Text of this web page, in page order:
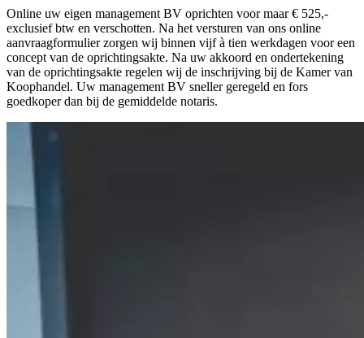
Online uw eigen management BV oprichten voor maar € 525,-
exclusief btw en verschotten. Na het versturen van ons online
aanvraagformulier zorgen wij binnen vijf à tien werkdagen voor een
concept van de oprichtingsakte. Na uw akkoord en ondertekening
van de oprichtingsakte regelen wij de inschrijving bij de Kamer van
Koophandel. Uw management BV sneller geregeld en fors
goedkoper dan bij de gemiddelde notaris.